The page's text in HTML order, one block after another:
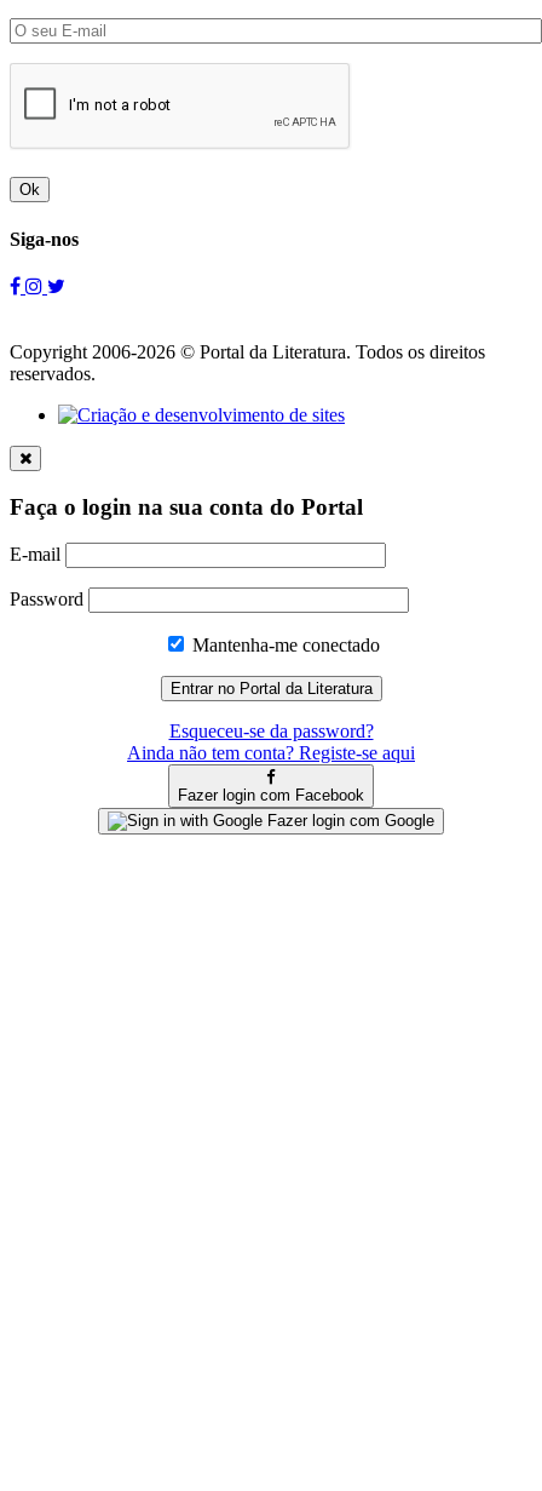
Ok
Siga-nos
Copyright 2006-2026 © Portal da Literatura. Todos os direitos
reservados.
Faça o login na sua conta do Portal
E-mail
Password
Mantenha-me conectado
Esqueceu-se da password?
Ainda não tem conta? Registe-se aqui
Fazer login com Facebook
Fazer login com Google